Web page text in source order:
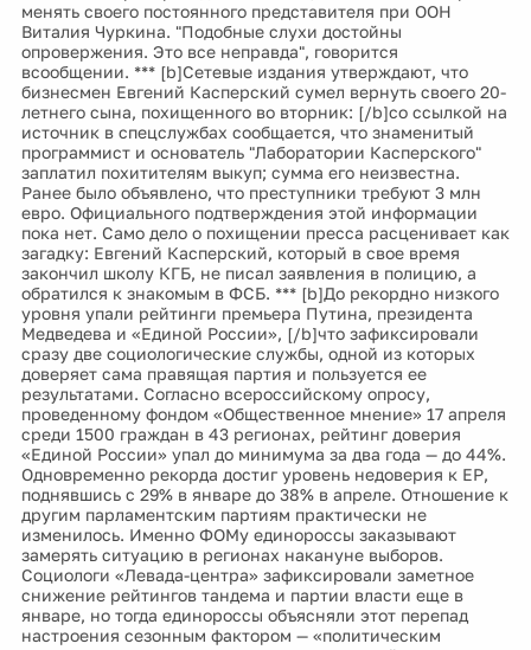
менять своего постоянного представителя при ООН
Виталия Чуркина. "Подобные слухи достойны
опровержения. Это все неправда", говорится
всообщении. *** [b]Сетевые издания утверждают, что
бизнесмен Евгений Касперский сумел вернуть своего 20-
летнего сына, похищенного во вторник: [/b]со ссылкой на
источник в спецслужбах сообщается, что знаменитый
программист и основатель "Лаборатории Касперского"
заплатил похитителям выкуп; сумма его неизвестна.
Ранее было объявлено, что преступники требуют 3 млн
евро. Официального подтверждения этой информации
пока нет. Само дело о похищении пресса расценивает как
загадку: Евгений Касперский, который в свое время
закончил школу КГБ, не писал заявления в полицию, а
обратился к знакомым в ФСБ. *** [b]До рекордно низкого
уровня упали рейтинги премьера Путина, президента
Медведева и «Единой России», [/b]что зафиксировали
сразу две социологические службы, одной из которых
доверяет сама правящая партия и пользуется ее
результатами. Согласно всероссийскому опросу,
проведенному фондом «Общественное мнение» 17 апреля
среди 1500 граждан в 43 регионах, рейтинг доверия
«Единой России» упал до минимума за два года — до 44%.
Одновременно рекорда достиг уровень недоверия к ЕР,
поднявшись с 29% в январе до 38% в апреле. Отношение к
другим парламентским партиям практически не
изменилось. Именно ФОМу единороссы заказывают
замерять ситуацию в регионах накануне выборов.
Социологи «Левада-центра» зафиксировали заметное
снижение рейтингов тандема и партии власти еще в
январе, но тогда единороссы объясняли этот перепад
настроения сезонным фактором — «политическим